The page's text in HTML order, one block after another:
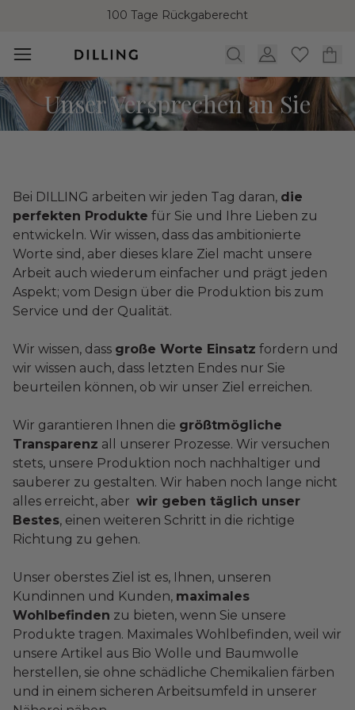
100 Tage Rückgaberecht
Unser Versprechen an Sie
Bei DILLING arbeiten wir jeden Tag daran, die
perfekten Produkte für Sie und Ihre Lieben zu
entwickeln. Wir wissen, dass das ambitionierte
Worte sind, aber dieses klare Ziel macht unsere
Arbeit auch wiederum einfacher und prägt jeden
Aspekt; vom Design über die Produktion bis zum
Service und der Qualität.
Wir wissen, dass große Worte Einsatz fordern und
wir wissen auch, dass letzten Endes nur Sie
beurteilen können, ob wir unser Ziel erreichen.
Wir garantieren Ihnen die größtmögliche
Transparenz all unserer Prozesse. Wir versuchen
stets, unsere Produktion noch nachhaltiger und
sauberer zu gestalten. Wir haben noch lange nicht
alles erreicht, aber wir geben täglich unser
Bestes, einen weiteren Schritt in die richtige
Richtung zu gehen.
Unser oberstes Ziel ist es, Ihnen, unseren
Kundinnen und Kunden, maximales
Wohlbefinden zu bieten, wenn Sie unsere
Produkte tragen. Maximales Wohlbefinden, weil wir
unsere Artikel aus Bio Wolle und Baumwolle
herstellen, sie ohne schädliche Chemikalien färben
und in einem sicheren Arbeitsumfeld in unserer